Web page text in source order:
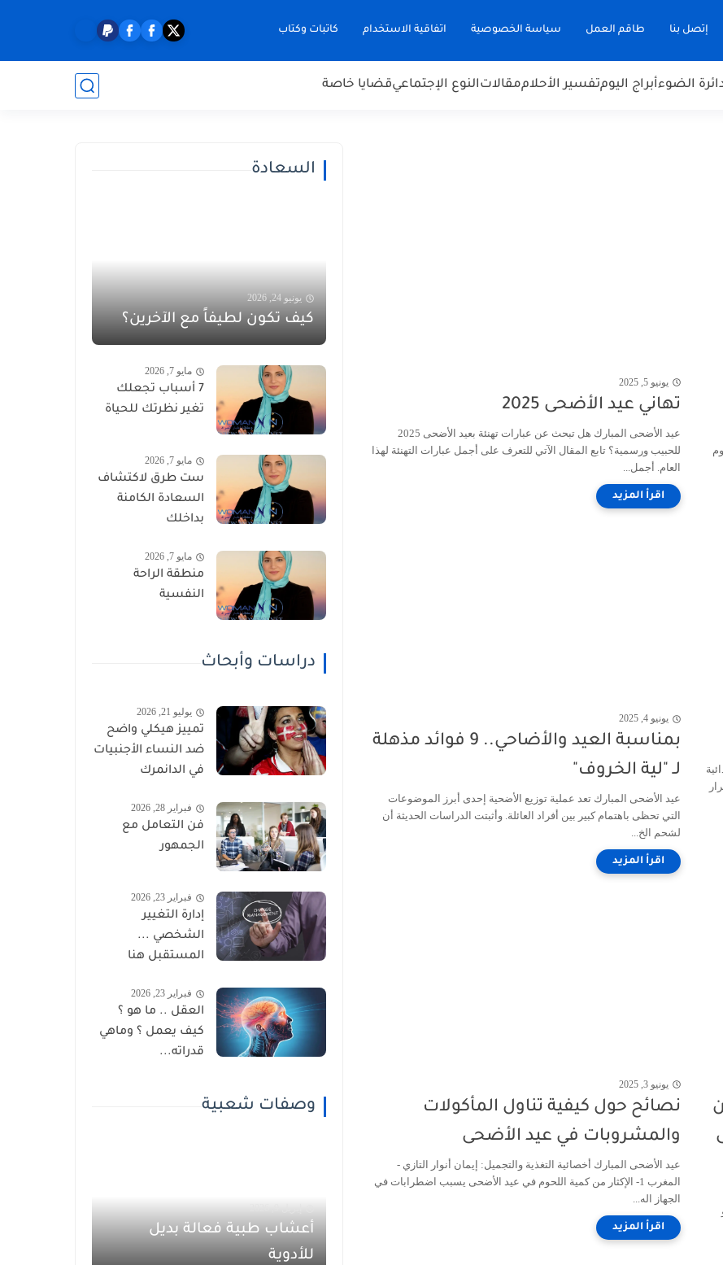
إتصل بنا طاقم العمل سياسة الخصوصية اتفاقية الاستخدام كاتبات وكتاب
الضوءأبراج اليومتفسير الأحلاممقالاتالنوع الإجتماعيقضايا خاصة
يوم
يونيو 5, 2025
تهاني عيد الأضحى 2025
عيد الأضحى المبارك هل تبحث عن عبارات تهنئة بعيد الأضحى 2025
للحبيب ورسمية؟ تابع المقال الآتي للتعرف على أجمل عبارات التهنئة لهذا
العام. أجمل...
يونيو 4, 2025
بمناسبة العيد والأضاحي.. 9 فوائد مذهلة
لـ "لية الخروف"
عيد الأضحى المبارك تعد عملية توزيع الأضحية إحدى أبرز الموضوعات
التي تحظى باهتمام كبير بين أفراد العائلة. وأثبتت الدراسات الحديثة أن
لشحم الخ...
يونيو 3, 2025
نصائح حول كيفية تناول المأكولات
والمشروبات في عيد الأضحى
عيد الأضحى المبارك أخصائية التغذية والتجميل: إيمان أنوار التازي -
المغرب 1- الإكثار من كمية اللحوم في عيد الأضحى يسبب اضطرابات في
الجهاز اله...
السعادة
يونيو 24, 2026
كيف تكون لطيفاً مع الآخرين؟
مايو 7, 2026
7 أسباب تجعلك
تغير نظرتك للحياة
مايو 7, 2026
ست طرق لاكتشاف
السعادة الكامنة
بداخلك
مايو 7, 2026
منطقة الراحة
النفسية
دراسات وأبحاث
يوليو 21, 2026
تمييز هيكلي واضح
ضد النساء الأجنبيات
في الدانمرك
فبراير 28, 2026
فن التعامل مع
الجمهور
فبراير 23, 2026
إدارة التغيير
الشخصي ...
المستقبل هنا
فبراير 23, 2026
العقل .. ما هو ؟
كيف يعمل ؟ وماهي
قدراته...
وصفات شعبية
أعشاب طبية فعالة بديل
للأدوية